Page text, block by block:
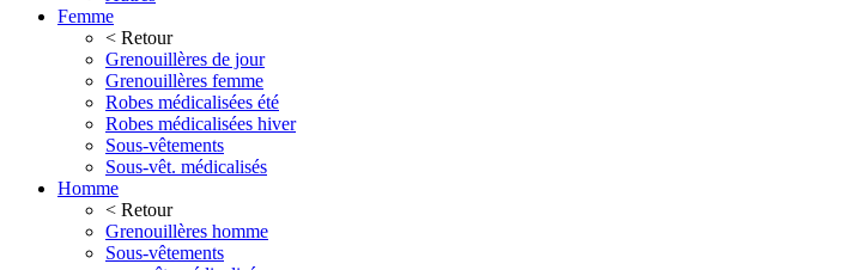
Femme
< Retour
Grenouillères de jour
Grenouillères femme
Robes médicalisées été
Robes médicalisées hiver
Sous-vêtements
Sous-vêt. médicalisés
Homme
< Retour
Grenouillères homme
Sous-vêtements